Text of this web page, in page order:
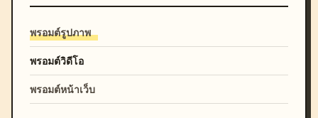
พรอมต์รูปภาพ
พรอมต์วิดีโอ
พรอมต์หน้าเว็บ